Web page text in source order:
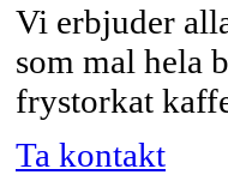
Vi erbjuder
som mal hela
frystorkat
Ta kontakt